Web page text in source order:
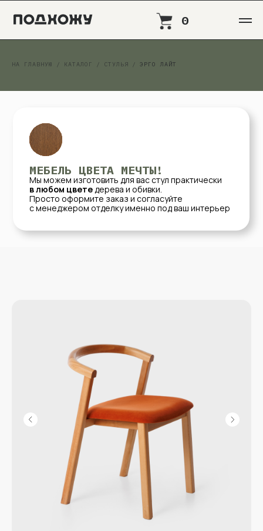
НА ГЛАВНУЮ / КАТАЛОГ / СТУЛЬЯ / ЭРГО ЛАЙТ
МЕБЕЛЬ ЦВЕТА МЕЧТЫ!
Мы можем изготовить для вас стул практически
в любом цвете
Просто оформите заказ и согласуйте
с менеджером отделку именно под ваш интерьер